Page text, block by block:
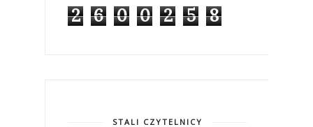
2 6 0 0 2 5 8
STALI CZYTELNICY